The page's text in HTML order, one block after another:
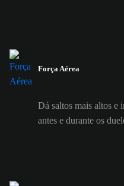
Força Aérea
Dá saltos mais altos e
antes e durante os